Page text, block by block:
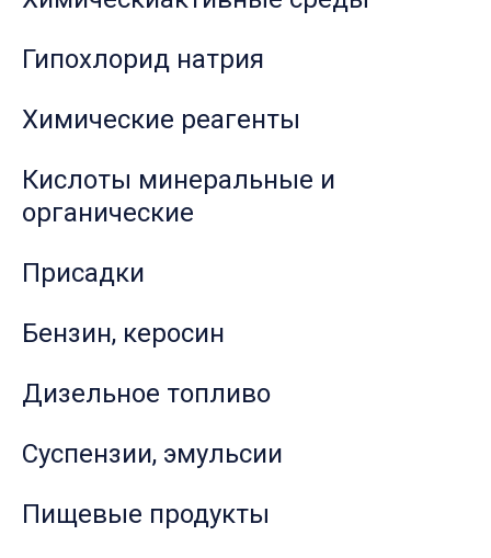
Гипохлорид натрия
Химические реагенты
Кислоты минеральные и
органические
Присадки
Бензин, керосин
Дизельное топливо
Суспензии, эмульсии
Пищевые продукты